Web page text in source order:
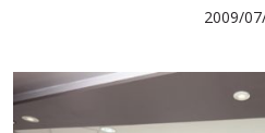
2009/